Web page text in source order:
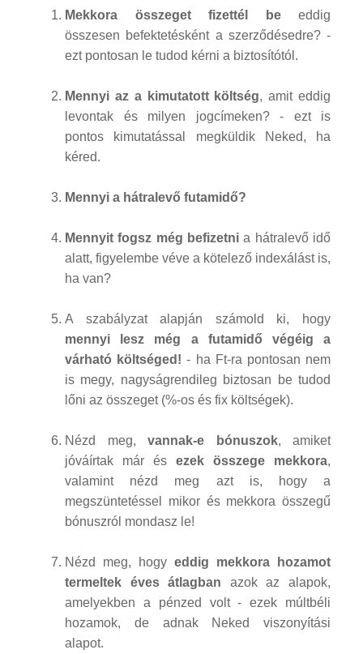
Mekkora összeget fizettél beeddig
összesen befektetésként a szerződésedre? -
ezt pontosan le tudod kérni a biztosítótól.
Mennyi az a kimutatott költség, amit eddig
levontak és milyen jogcímeken? - ezt is
pontos kimutatással megküldik Neked, ha
kéred.
Mennyi a hátralevő futamidő?
Mennyit fogsz még befizetni a hátralevő idő
alatt, figyelembe véve a kötelező indexálást is,
ha van?
A szabályzat alapján számold ki, hogy
mennyi lesz még a futamidő végéig a
várható költséged! - ha Ft-ra pontosan nem
is megy, nagyságrendileg biztosan be tudod
lőni az összeget (%-os és fix költségek).
Nézd meg, vannak-e bónuszok, amiket
jóváírtak már és ezek összege mekkora,
valamint nézd meg azt is, hogy a
megszüntetéssel mikor és mekkora összegű
bónuszról mondasz le!
Nézd meg, hogy eddig mekkora hozamot
termeltek éves átlagban azok az alapok,
amelyekben a pénzed volt - ezek múltbéli
hozamok, de adnak Neked viszonyítási
alapot.